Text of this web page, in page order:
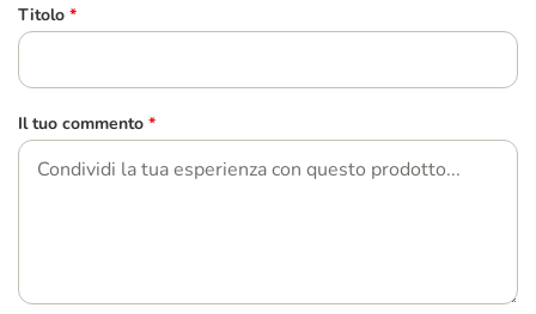
Titolo *
Il tuo commento *